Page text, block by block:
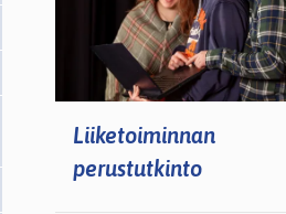
alasvetovalikkoa
alasvetovalikkoa
alasvetovalikkoa
alasvetovalikkoa
Liiketoiminnan
perustutkinto